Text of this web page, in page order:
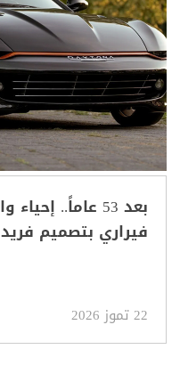
بعد 53 عاماً..
فيراري بتصميم
22 تموز 2026